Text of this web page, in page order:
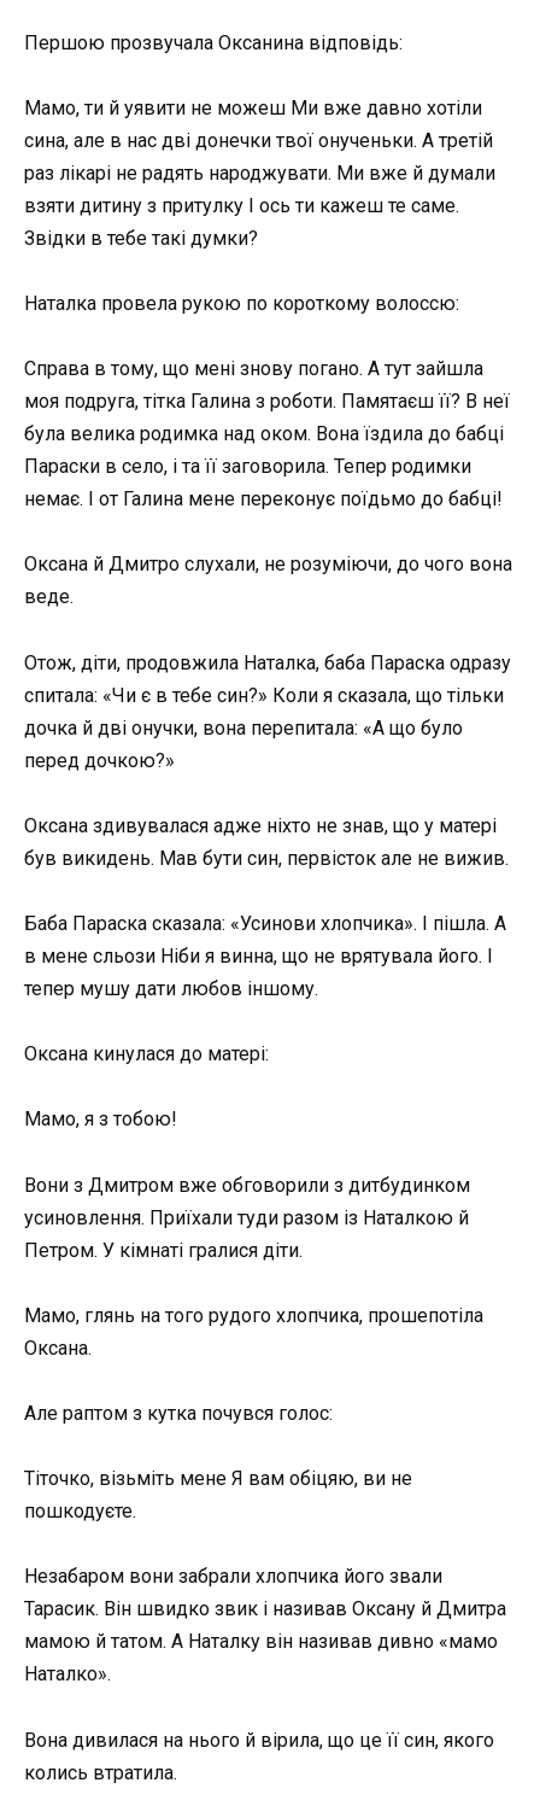
Першою прозвучала Оксанина відповідь:
Мамо, ти й уявити не можеш Ми вже давно хотіли
сина, але в нас дві донечки твої онученьки. А третій
раз лікарі не радять народжувати. Ми вже й думали
взяти дитину з притулку І ось ти кажеш те саме.
Звідки в тебе такі думки?
Наталка провела рукою по короткому волоссю:
Справа в тому, що мені знову погано. А тут зайшла
моя подруга, тітка Галина з роботи. Памятаєш її? В неї
була велика родимка над оком. Вона їздила до бабці
Параски в село, і та її заговорила. Тепер родимки
немає. І от Галина мене переконує поїдьмо до бабці!
Оксана й Дмитро слухали, не розуміючи, до чого вона
веде.
Отож, діти, продовжила Наталка, баба Параска одразу
спитала: «Чи є в тебе син?» Коли я сказала, що тільки
дочка й дві онучки, вона перепитала: «А що було
перед дочкою?»
Оксана здивувалася адже ніхто не знав, що у матері
був викидень. Мав бути син, первісток але не вижив.
Баба Параска сказала: «Усинови хлопчика». І пішла. А
в мене сльози Ніби я винна, що не врятувала його. І
тепер мушу дати любов іншому.
Оксана кинулася до матері:
Мамо, я з тобою!
Вони з Дмитром вже обговорили з дитбудинком
усиновлення. Приїхали туди разом із Наталкою й
Петром. У кімнаті гралися діти.
Мамо, глянь на того рудого хлопчика, прошепотіла
Оксана.
Але раптом з кутка почувся голос:
Тіточко, візьміть мене Я вам обіцяю, ви не
пошкодуєте.
Незабаром вони забрали хлопчика його звали
Тарасик. Він швидко звик і називав Оксану й Дмитра
мамою й татом. А Наталку він називав дивно «мамо
Наталко».
Вона дивилася на нього й вірила, що це її син, якого
колись втратила.